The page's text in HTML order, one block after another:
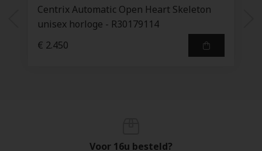
Centrix Automatic Open Heart Skeleton
unisex horloge - R30179114
€ 2.450
Voor 16u besteld?